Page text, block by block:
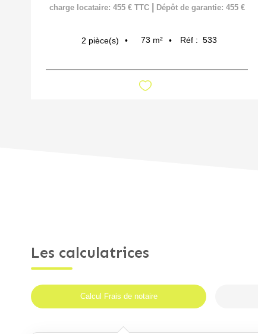
charge locataire: 455 € TTC
Dépôt de garantie: 455 €
2 pièce(s) 73 m² Réf : 533
Les calculatrices
Calcul Frais de notaire